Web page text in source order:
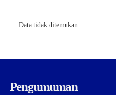
Data tidak ditemukan
Pengumuman